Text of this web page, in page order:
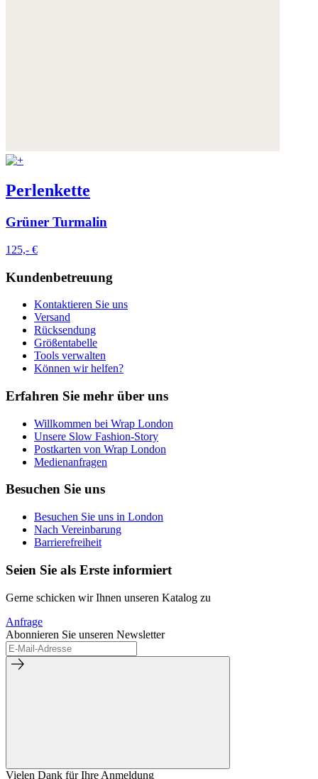
Perlenkette
Grüner Turmalin
125,- €
Kundenbetreuung
Kontaktieren Sie uns
Versand
Rücksendung
Größentabelle
Tools verwalten
Können wir helfen?
Erfahren Sie mehr über uns
Willkommen bei Wrap London
Unsere Slow Fashion-Story
Postkarten von Wrap London
Medienanfragen
Besuchen Sie uns
Besuchen Sie uns in London
Nach Vereinbarung
Barrierefreiheit
Seien Sie als Erste informiert
Gerne schicken wir Ihnen unseren Katalog zu
Anfrage
Abonnieren Sie unseren Newsletter
Vielen Dank für Ihre Anmeldung